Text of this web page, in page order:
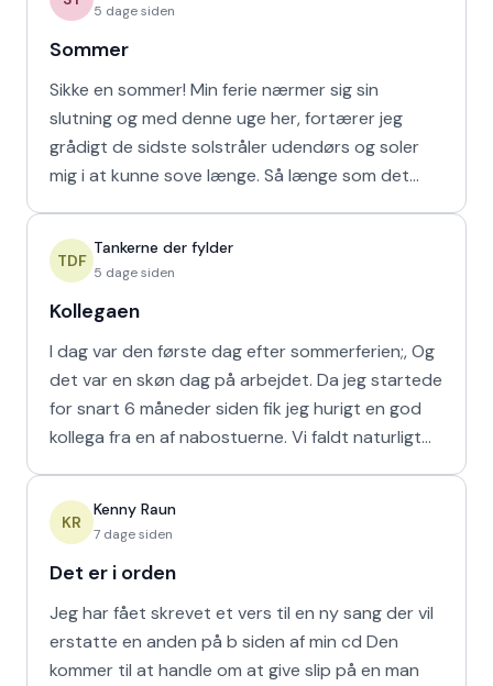
5 dage siden
Sommer
Sikke en sommer! Min ferie nærmer sig sin
slutning og med denne uge her, fortærer jeg
grådigt de sidste solstråler udendørs og soler
mig i at kunne sove længe. Så længe som det
TDF
Tankerne der fylder
5 dage siden
Kollegaen
I dag var den første dag efter sommerferien;, Og
det var en skøn dag på arbejdet. Da jeg startede
for snart 6 måneder siden fik jeg hurigt en god
kollega fra en af nabostuerne. Vi faldt naturligt
KR
Kenny Raun
7 dage siden
Det er i orden
Jeg har fået skrevet et vers til en ny sang der vil
erstatte en anden på b siden af min cd Den
kommer til at handle om at give slip på en man